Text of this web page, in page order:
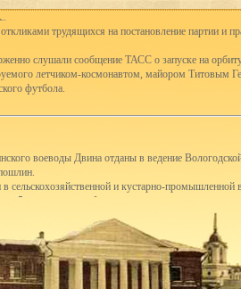
трудящихся на постановление партии и
слушали сообщение ТАСС о запуске на
летчиком-космонавтом, майором Титовым
футбола.
воеводы Двина отданы в ведение
сельскохозяйственной и кустарно-промышленной
5-е классы школ I ступени присоединены к
году в Вологде насчитывались 41 школа I
в Англию четыре вагона сливочного масла.
горняков Англии среди трудящихся города.
молочную корову.